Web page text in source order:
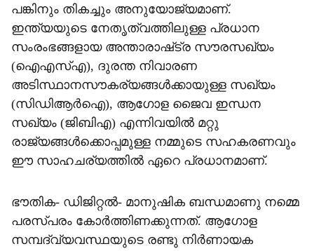
പങ്കിനും തികച്ചും അനുയോജ്യമാണ്.
ഇന്ത്യയുടെ നേതൃത്വത്തിലുള്ള പ്രധാന
സംരംഭങ്ങളായ അന്താരാഷ്‌ട്ര സൗരസഖ്യം
(ഐഎസ്എ), ദുരന്ത നിവാരണ
അടിസ്ഥാനസൗകര്യങ്ങൾക്കായുള്ള സഖ്യം
(സിഡിആർഐ), ആഗോള ജൈവ ഇന്ധന
സഖ്യം (ജിബിഎ) എന്നിവയിൽ മറ്റു
രാജ്യങ്ങൾക്കൊപ്പമുള്ള നമ്മുടെ സഹകരണവും
ഈ സാഹചര്യത്തിൽ ഏറെ പ്രധാനമാണ്.
ഭൗതിക- ഡിജിറ്റൽ- മാനുഷിക ബന്ധമാണു നമ്മെ
പരസ്പരം കോർത്തിണക്കുന്നത്. ആഗോള
സമ്പദ്‌വ്യവസ്ഥയുടെ രണ്ടു നിർണായക